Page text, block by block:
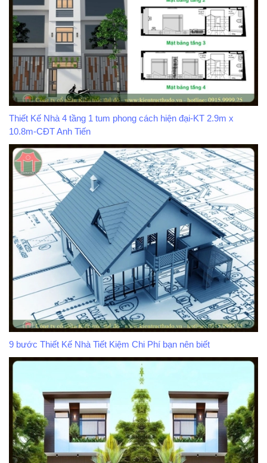
Thiết Kế Nhà 4 tầng 1 tum phong cách hiện đại-KT 2.9m x
10.8m-CĐT Anh Tiến
9 bước Thiết Kế Nhà Tiết Kiệm Chi Phí bạn nên biết